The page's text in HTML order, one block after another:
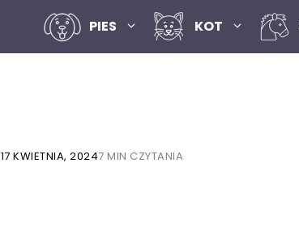
PIES KOT
17 KWIETNIA, 20247 MIN CZYTANIA